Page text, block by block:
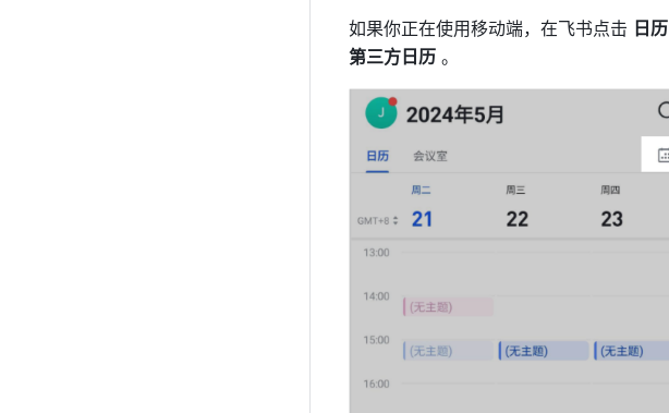
如果你正在使用移动端，在飞书点击 日历
第三方日历 。